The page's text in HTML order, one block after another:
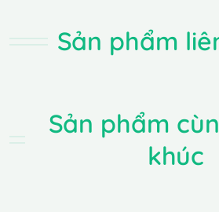
ĐẶC ĐIỂM
SHD5322
THIẾT KẾ THÔNG
Sản phẩm
Sản phẩm
khúc